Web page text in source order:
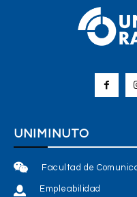
UNIMINUTO
Facultad de
Empleabilidad